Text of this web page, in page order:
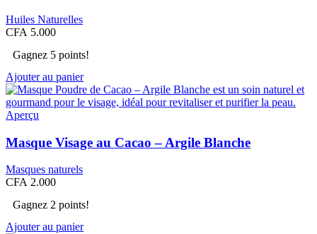
Huiles Naturelles
CFA 5.000
Gagnez 5 points!
Ajouter au panier
Aperçu
Masque Visage au Cacao – Argile Blanche
Masques naturels
CFA 2.000
Gagnez 2 points!
Ajouter au panier